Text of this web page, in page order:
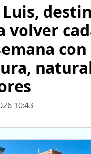
Luis,
volver
con
10:43